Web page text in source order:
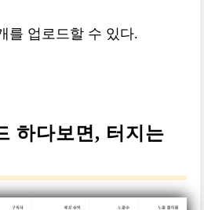
를 업로드할 수 있다.
하다보면, 터지는